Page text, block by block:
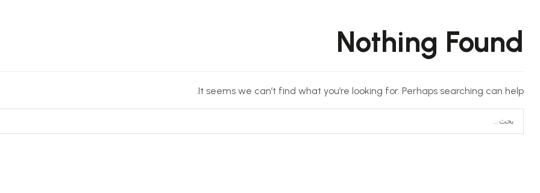
Nothing Found
It seems we can’t find what you’re looking for. Perhaps searching can help.